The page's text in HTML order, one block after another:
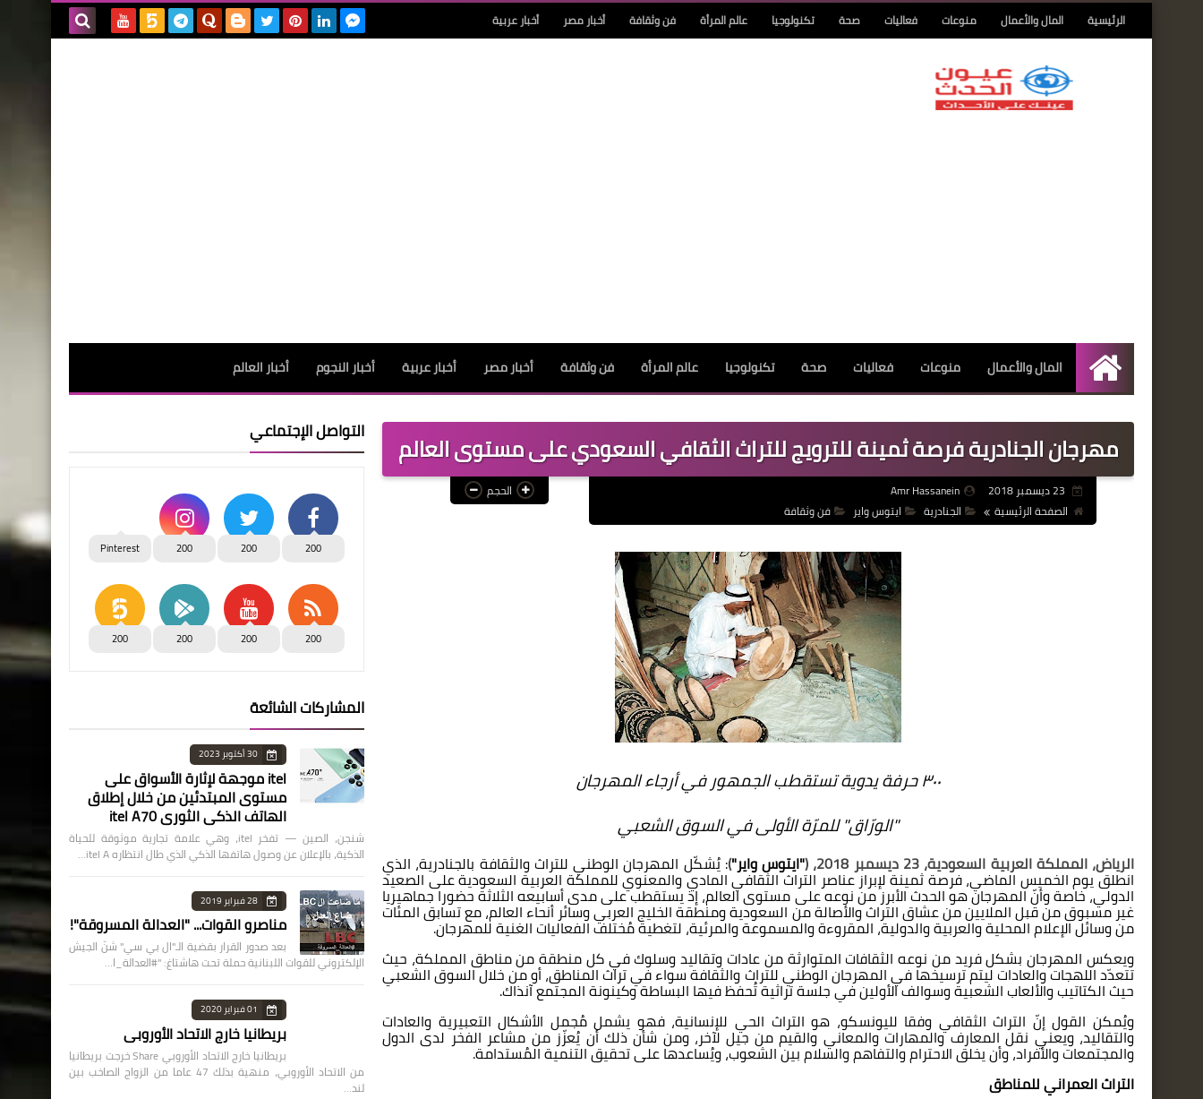
الرئيسية المال والأعمال منوعات فعاليات صحة تكنولوجيا عالم المرأة فن وثقافة أخبار مصر أخبار عربية
الرئيسية
المال والأعمال منوعات فعاليات صحة تكنولوجيا عالم المرأة فن وثقافة أخبار مصر أخبار عربية أخبار النجوم أخبار العالم
مهرجان الجنادرية فرصة ثمينة للترويج للتراث الثقافي السعودي على مستوى العالم
Amr Hassanein
الصفحة الرئيسية
الجنادرية ايتوس واير فن وثقافة
الحجم
٣٠٠ حرفة يدوية تستقطب الجمهور في أرجاء المهرجان
"الورّاق" للمرّة الأولى في السوق الشعبي
الرياض، المملكة العربية السعودية،23 ديسمبر 2018، ( "ايتوس واير"): يُشكّل المهرجان الوطني للتراث والثقافة بالجنادرية، الذي
انطلق يوم الخميس الماضي، فرصة ثمينة لإبراز عناصر التراث الثقافي المادي والمعنوي للمملكة العربية السعودية على الصعيد
الدولي، خاصة وأنّ المهرجان هو الحدث الأبرز من نوعه على مستوى العالم، إذ يستقطب على مدى أسابيعه الثلاثة حضورا جماهيريا
غير مسبوق من قبل الملايين من عشاق التراث والأصالة من السعودية ومنطقة الخليج العربي وسائر أنحاء العالم، مع تسابق المئات
من وسائل الإعلام المحلية والعربية والدولية، المقروءة والمسموعة والمرئية، لتغطية مُختلف الفعاليات الغنية للمهرجان.
ويعكس المهرجان بشكل فريد من نوعه الثقافات المتوارثة من عادات وتقاليد وسلوك في كل منطقة من مناطق المملكة، حيث
تتعدّد اللهجات والعادات ليتم ترسيخها في المهرجان الوطني للتراث والثقافة سواء في تراث المناطق، أو من خلال السوق الشعبي
حيث الكتاتيب والألعاب الشعبية وسوالف الأولين في جلسة تراثية تُحفظ فيها البساطة وكينونة المجتمع آنذاك.
ويُمكن القول إنّ التراث الثقافي وفقا لليونسكو، هو التراث الحي للإنسانية، فهو يشمل مُجمل الأشكال التعبيرية والعادات
والتقاليد، ويعني نقل المعارف والمهارات والمعاني والقيم من جيل لآخر، ومن شأن ذلك أن يُعزّز من مشاعر الفخر لدى الدول
والمجتمعات والأفراد، وأن يخلق الاحترام والتفاهم والسلام بين الشعوب، ويُساعدها على تحقيق التنمية المُستدامة.
التراث العمراني للمناطق
التواصل الإجتماعي
200
200
200
Pinterest
200
200
200
200
المشاركات الشائعة
30 أكتوبر 2023
itel موجهة لإثارة الأسواق على
مستوى المبتدئين من خلال إطلاق
الهاتف الذكي الثوري itel A70
شنجن، الصين — تفخر itel، وهي علامة تجارية موثوقة للحياة
الذكية، بالإعلان عن وصول هاتفها الذكي الذي طال انتظاره itel A…
28 فبراير 2019
مناصرو القوات... "العدالة المسروقة"!
بعد صدور القرار بقضية الـ"ال بي سي" شنّ الجيش
الإلكتروني للقوات اللبنانية حملة تحت هاشتاغ: "#العدالة_ا…
01 فبراير 2020
بريطانيا خارج الاتحاد الأوروبي
بريطانيا خارج الاتحاد الأوروبي Share خرجت بريطانيا
من الاتحاد الأوروبي، منهية بذلك 47 عاما من الزواج الصاخب بين
لند…